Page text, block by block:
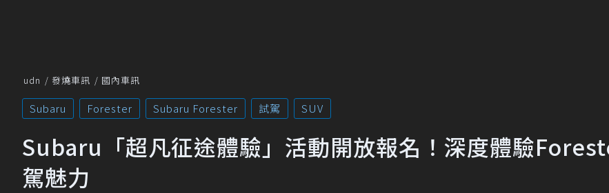
udn 發燒車訊 國內車訊
Subaru Forester Subaru Forester 試駕 SUV
Subaru「超凡征途體驗」活動開放報名！深度體驗
駕魅力